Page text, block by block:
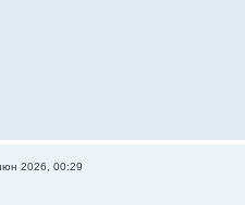
2026, 00:29